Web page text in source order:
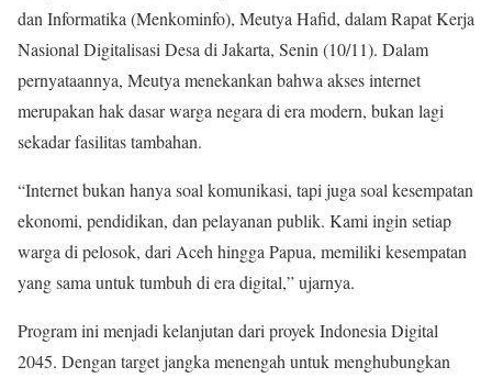
dan Informatika (Menkominfo), Meutya Hafid, dalam Rapat Kerja
Nasional Digitalisasi Desa di Jakarta, Senin (10/11). Dalam
pernyataannya, Meutya menekankan bahwa akses internet
merupakan hak dasar warga negara di era modern, bukan lagi
sekadar fasilitas tambahan.
“Internet bukan hanya soal komunikasi, tapi juga soal kesempatan
ekonomi, pendidikan, dan pelayanan publik. Kami ingin setiap
warga di pelosok, dari Aceh hingga Papua, memiliki kesempatan
yang sama untuk tumbuh di era digital,” ujarnya.
Program ini menjadi kelanjutan dari proyek Indonesia Digital
2045. Dengan target jangka menengah untuk menghubungkan